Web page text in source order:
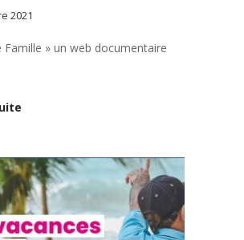
2021
Famille » un web documentaire